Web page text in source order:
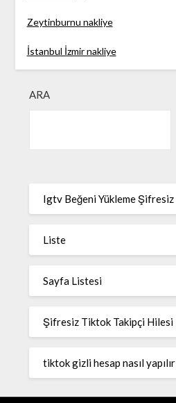
Zeytinburnu nakliye
İstanbul İzmir nakliye
ARA
Igtv Beğeni Yükleme Şifresiz
Liste
Sayfa Listesi
Şifresiz Tiktok Takipçi Hilesi
tiktok gizli hesap nasıl yapılır